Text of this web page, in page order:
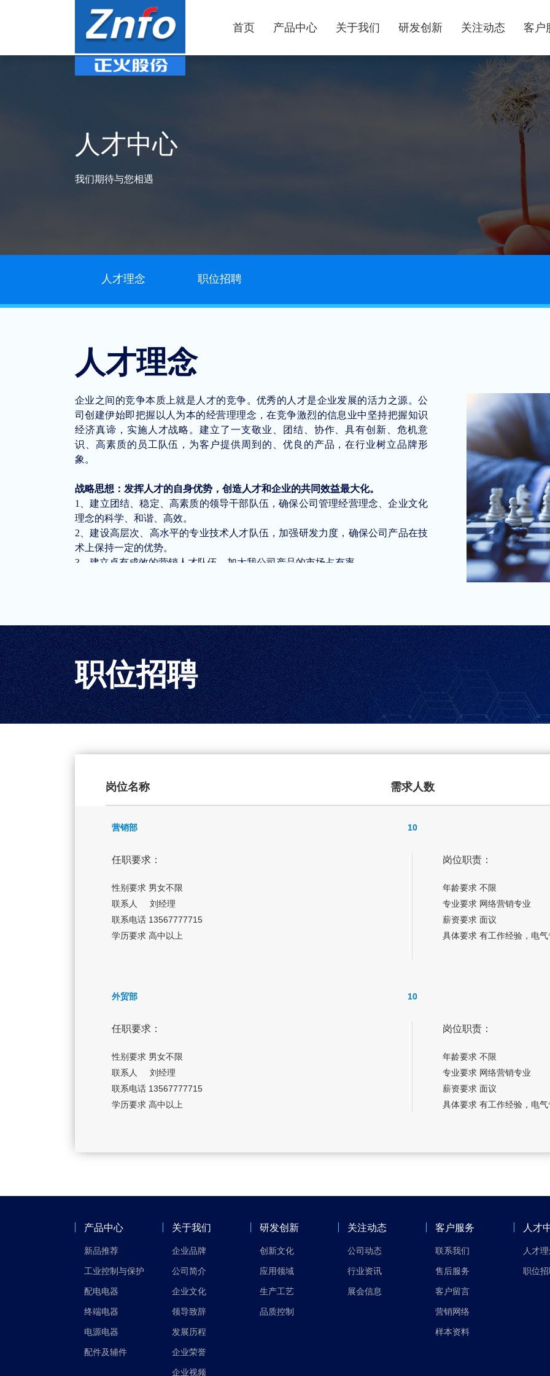
首页 产品中心 关于我们 研发创新 关注动态 客户
人才中心
我们期待与您相遇
人才理念 职位招聘
人才理念
企业之间的竞争本质上就是人才的竞争。优秀的人才是企业发展的活力之源。公
司创建伊始即把握以人为本的经营理理念，在竞争激烈的信息业中坚持把握知识
经济真谛，实施人才战略。建立了一支敬业、团结、协作、具有创新、危机意
识、高素质的员工队伍，为客户提供周到的、优良的产品，在行业树立品牌形
象。
战略思想：发挥人才的自身优势，创造人才和企业的共同效益最大化。
1、建立团结、稳定、高素质的领导干部队伍，确保公司管理经营理念、企业文化
理念的科学、和谐、高效。
2、建设高层次、高水平的专业技术人才队伍，加强研发力度，确保公司产品在技
术上保持一定的优势。
3、建立卓有成效的营销人才队伍，加大我公司产品的市场占有率。
职位招聘
岗位名称 需求人数
营销部 10
任职要求：
性别要求 男女不限
联系人     刘经理
联系电话 13567777715
学历要求 高中以上
岗位职责：
年龄要求 不限
专业要求 网络营销专业
薪资要求 面议
具体要求 有工作经验，电
外贸部 10
任职要求：
性别要求 男女不限
联系人     刘经理
联系电话 13567777715
学历要求 高中以上
岗位职责：
年龄要求 不限
专业要求 网络营销专业
薪资要求 面议
具体要求 有工作经验，电
产品中心
新品推荐
工业控制与保护
配电电器
终端电器
电源电器
配件及辅件
关于我们
企业品牌
公司简介
企业文化
领导致辞
发展历程
企业荣誉
企业视频
研发创新
创新文化
应用领域
生产工艺
品质控制
关注动态
公司动态
行业资讯
展会信息
客户服务
联系我们
售后服务
客户留言
营销网络
样本资料
人才
人才
职位